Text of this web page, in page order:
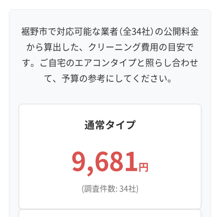
保証付き アフターフォロー
女性スタッフ在籍
エコ洗剤使用
ハウスダスト除去
利便性・サービス (12)
当日予約可能
即日対応可能 24時間対応
土日祝日対応
防カビ・抗菌 消臭処理
※項目にカーソルを合わせると詳細な説明が表示されます。
裾野市で対応可能な業者（全34社）の公開料金
から算出した、クリーニング費用の目安で
す。ご自宅のエアコンタイプと照らし合わせ
て、予算の参考にしてください。
通常タイプ
9,681円
(調査件数: 34社)